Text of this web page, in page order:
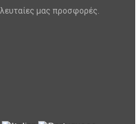
μας προσφορές.